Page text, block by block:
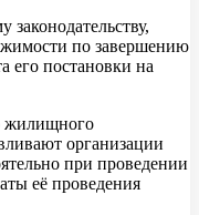
по завершению
его постановки на
жилищного
организации
при проведении
её проведения